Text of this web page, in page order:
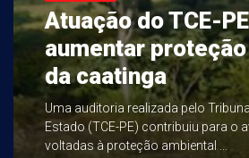
Atuação do TCE-
aumentar
da caatinga
Uma auditoria realizada pelo
Estado (TCE-PE) contribuiu para o
voltadas à proteção ambiental ...